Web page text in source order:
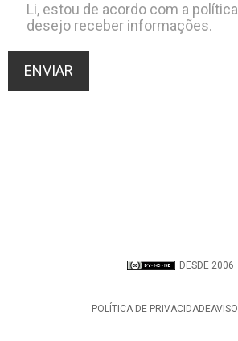
Li, estou de acordo com a
desejo receber informações.
DESDE 2006
POLÍTICA DE PRIVACIDADE